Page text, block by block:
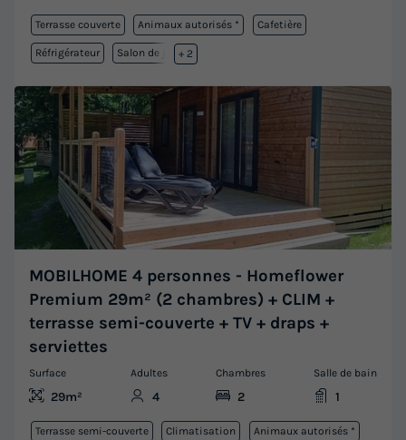
Terrasse couverte Animaux autorisés * Cafetière
Réfrigérateur Salon de jardin
+ 2
MOBILHOME 4 personnes - Homeflower
Premium 29m² (2 chambres) + CLIM +
terrasse semi-couverte + TV + draps +
serviettes
Surface
29m²
Adultes
4
Chambres
2
Salle de bain
1
Terrasse semi-couverte Climatisation Animaux autorisés *